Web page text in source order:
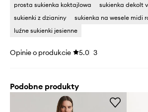
prosta sukienka koktajlowa
sukienka dekolt v
sukienki z dzianiny
sukienka na wesele midi
luźne sukienki jesienne
Opinie o produkcie 5.0 3
Podobne produkty